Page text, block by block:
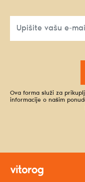
Ova forma služi za
informacije o našim